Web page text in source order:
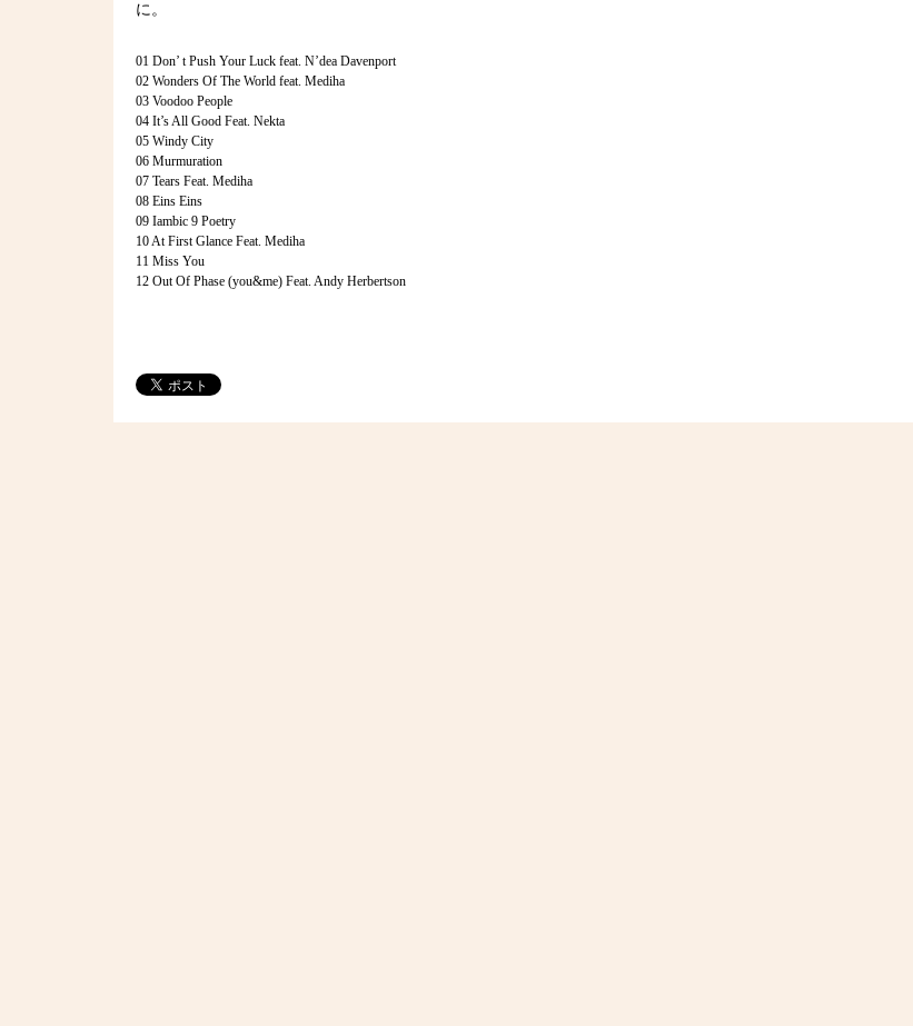
に。
01 Don’ t Push Your Luck feat. N’dea Davenport
02 Wonders Of The World feat. Mediha
03 Voodoo People
04 It’s All Good Feat. Nekta
05 Windy City
06 Murmuration
07 Tears Feat. Mediha
08 Eins Eins
09 Iambic 9 Poetry
10 At First Glance Feat. Mediha
11 Miss You
12 Out Of Phase (you&me) Feat. Andy Herbertson